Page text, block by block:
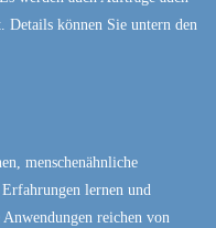
Details können Sie untern den
menschenähnliche
Erfahrungen lernen und
reichen von